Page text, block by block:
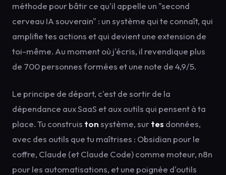
méthode pour bâtir ce qu'il appelle un "second
cerveau IA souverain" : un système qui te connaît, qui
amplifie tes actions et qui devient une extension de
toi-même. Au moment où j'écris, il revendique plus
de 700 personnes formées et une note de 4,9/5.
Le principe de départ, c'est de sortir de la
dépendance aux SaaS et aux outils qui pensent à ta
place. Tu construis tonsystème, surtes données,
avec des outils que tu maîtrises : Obsidian pour le
coffre, Claude (et Claude Code) comme moteur, n8n
pour les automatisations, et une poignée d'outils